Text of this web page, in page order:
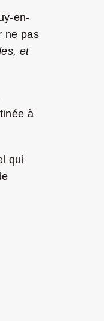
en-
ne pas
et
à
qui